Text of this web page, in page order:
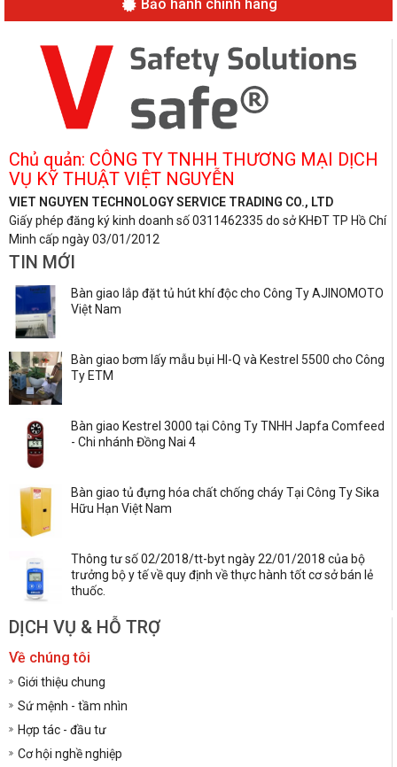
Bảo hành chính hãng
Chủ quản: CÔNG TY TNHH THƯƠNG MẠI DỊCH
VỤ KỸ THUẬT VIỆT NGUYỄN
VIET NGUYEN TECHNOLOGY SERVICE TRADING CO., LTD
Giấy phép đăng ký kinh doanh số 0311462335 do sở KHĐT TP Hồ Chí
Minh cấp ngày 03/01/2012
TIN MỚI
Bàn giao lắp đặt tủ hút khí độc cho Công Ty AJINOMOTO
Việt Nam
Bàn giao bơm lấy mẫu bụi HI-Q và Kestrel 5500 cho Công
Ty ETM
Bàn giao Kestrel 3000 tại Công Ty TNHH Japfa Comfeed
- Chi nhánh Đồng Nai 4
Bàn giao tủ đựng hóa chất chống cháy Tại Công Ty Sika
Hữu Hạn Việt Nam
Thông tư số 02/2018/tt-byt ngày 22/01/2018 của bộ
trưởng bộ y tế về quy định về thực hành tốt cơ sở bán lẻ
thuốc.
DỊCH VỤ & HỖ TRỢ
Về chúng tôi
Giới thiệu chung
Sứ mệnh - tầm nhìn
Hợp tác - đầu tư
Cơ hội nghề nghiệp